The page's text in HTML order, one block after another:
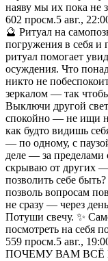
наяву мы их пока не
602 просм.5 авг.,
🔮 Ритуал на
погружения в себя и
ритуал помогает
осуждения. Что
никто не
зеркалом — так
Выключи другой
спокойно — не ищи
как будто видишь
— по одному, с
деле — за пределами
скрываю от других —
позволить себе
позволь вопросам
не сразу — через
Потуши свечу. ✨
посмотреть на себя
559 просм.5 авг.,
ПОЧЕМУ ВАМ ВСЁ